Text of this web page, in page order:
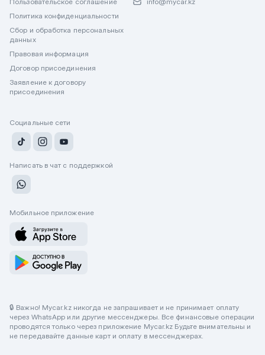
Политика конфиденциальности
Сбор и обработка персональных
данных
Правовая информация
Договор присоединения
Заявление к договору
присоединения
Социальные сети
Написать в чат с поддержкой
Мобильное приложение
🔒 Важно! Mycar.kz никогда не запрашивает и не принимает оплату
через WhatsApp или другие мессенджеры. Все финансовые операции
проводятся только через приложение Mycar.kz Будьте внимательны и
не передавайте данные карт и оплату в мессенджерах.